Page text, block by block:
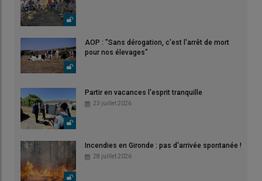
AOP : "Sans dérogation, c'est l'arrêt de mort
pour nos élevages"
Partir en vacances l'esprit tranquille
23 juillet 2026
Incendies en Gironde : pas d'arrivée spontanée !
28 juillet 2026